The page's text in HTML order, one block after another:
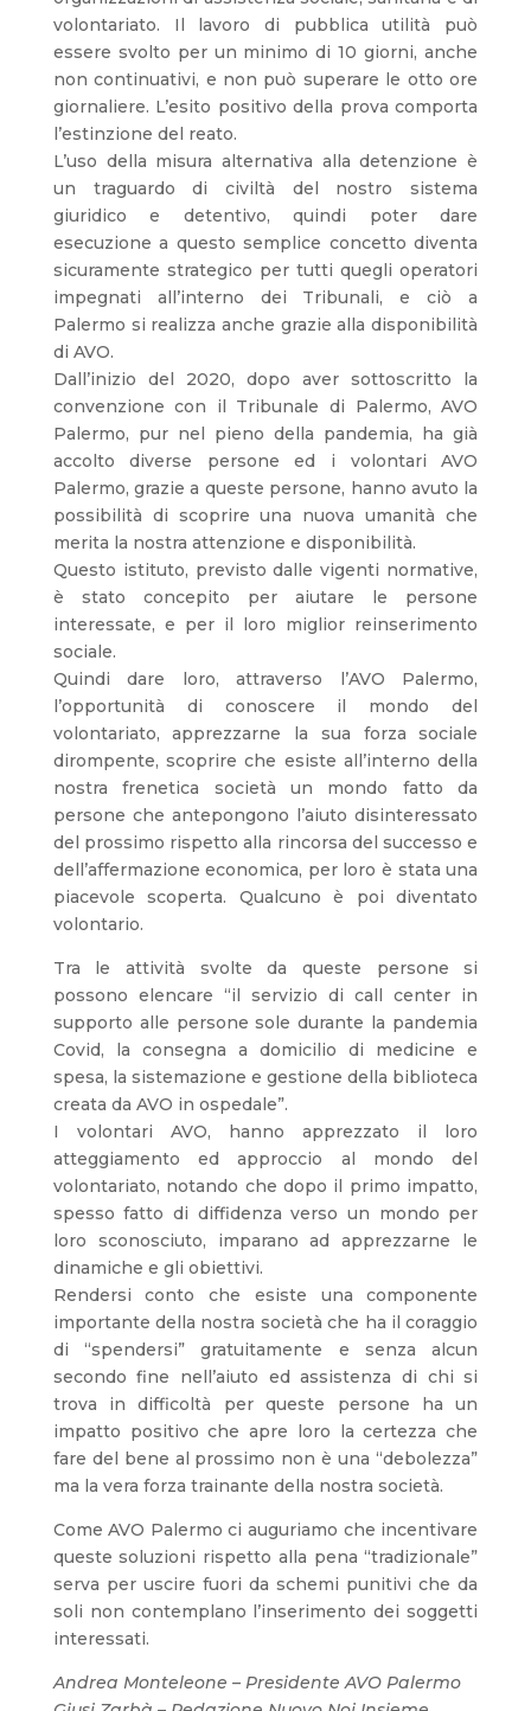
volontariato. Il lavoro di pubblica utilità può
essere svolto per un minimo di 10 giorni, anche
non continuativi, e non può superare le otto ore
giornaliere. L’esito positivo della prova comporta
l’estinzione del reato.
L’uso della misura alternativa alla detenzione è
un traguardo di civiltà del nostro sistema
giuridico e detentivo, quindi poter dare
esecuzione a questo semplice concetto diventa
sicuramente strategico per tutti quegli operatori
impegnati all’interno dei Tribunali, e ciò a
Palermo si realizza anche grazie alla disponibilità
di AVO.
Dall’inizio del 2020, dopo aver sottoscritto la
convenzione con il Tribunale di Palermo, AVO
Palermo, pur nel pieno della pandemia, ha già
accolto diverse persone ed i volontari AVO
Palermo, grazie a queste persone, hanno avuto la
possibilità di scoprire una nuova umanità che
merita la nostra attenzione e disponibilità.
Questo istituto, previsto dalle vigenti normative,
è stato concepito per aiutare le persone
interessate, e per il loro miglior reinserimento
sociale.
Quindi dare loro, attraverso l’AVO Palermo,
l’opportunità di conoscere il mondo del
volontariato, apprezzarne la sua forza sociale
dirompente, scoprire che esiste all’interno della
nostra frenetica società un mondo fatto da
persone che antepongono l’aiuto disinteressato
del prossimo rispetto alla rincorsa del successo e
dell’affermazione economica, per loro è stata una
piacevole scoperta. Qualcuno è poi diventato
volontario.
Tra le attività svolte da queste persone si
possono elencare “il servizio di call center in
supporto alle persone sole durante la pandemia
Covid, la consegna a domicilio di medicine e
spesa, la sistemazione e gestione della biblioteca
creata da AVO in ospedale”.
I volontari AVO, hanno apprezzato il loro
atteggiamento ed approccio al mondo del
volontariato, notando che dopo il primo impatto,
spesso fatto di diffidenza verso un mondo per
loro sconosciuto, imparano ad apprezzarne le
dinamiche e gli obiettivi.
Rendersi conto che esiste una componente
importante della nostra società che ha il coraggio
di “spendersi” gratuitamente e senza alcun
secondo fine nell’aiuto ed assistenza di chi si
trova in difficoltà per queste persone ha un
impatto positivo che apre loro la certezza che
fare del bene al prossimo non è una “debolezza”
ma la vera forza trainante della nostra società.
Come AVO Palermo ci auguriamo che incentivare
queste soluzioni rispetto alla pena “tradizionale”
serva per uscire fuori da schemi punitivi che da
soli non contemplano l’inserimento dei soggetti
interessati.
Andrea Monteleone – Presidente AVO Palermo